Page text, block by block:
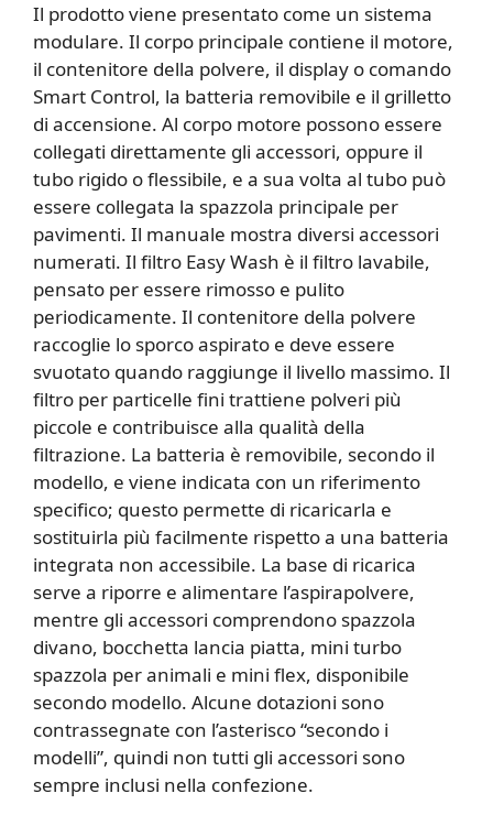
Il prodotto viene presentato come un sistema
modulare. Il corpo principale contiene il motore,
il contenitore della polvere, il display o comando
Smart Control, la batteria removibile e il grilletto
di accensione. Al corpo motore possono essere
collegati direttamente gli accessori, oppure il
tubo rigido o flessibile, e a sua volta al tubo può
essere collegata la spazzola principale per
pavimenti. Il manuale mostra diversi accessori
numerati. Il filtro Easy Wash è il filtro lavabile,
pensato per essere rimosso e pulito
periodicamente. Il contenitore della polvere
raccoglie lo sporco aspirato e deve essere
svuotato quando raggiunge il livello massimo. Il
filtro per particelle fini trattiene polveri più
piccole e contribuisce alla qualità della
filtrazione. La batteria è removibile, secondo il
modello, e viene indicata con un riferimento
specifico; questo permette di ricaricarla e
sostituirla più facilmente rispetto a una batteria
integrata non accessibile. La base di ricarica
serve a riporre e alimentare l’aspirapolvere,
mentre gli accessori comprendono spazzola
divano, bocchetta lancia piatta, mini turbo
spazzola per animali e mini flex, disponibile
secondo modello. Alcune dotazioni sono
contrassegnate con l’asterisco “secondo i
modelli”, quindi non tutti gli accessori sono
sempre inclusi nella confezione.